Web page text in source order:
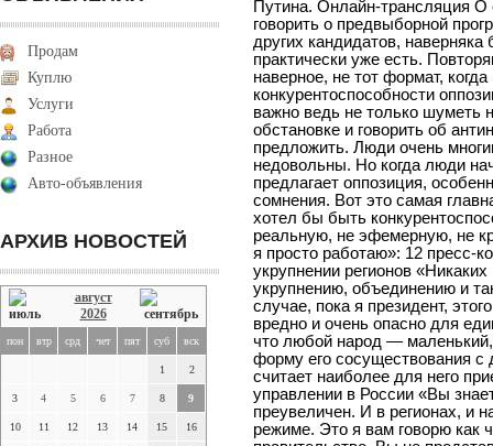
Продам
Куплю
Услуги
Работа
Разное
Авто-объявления
АРХИВ НОВОСТЕЙ
август
2026
пон втр срд чет пят суб вск
1 2
3 4 5 6 7 8 9
10 11 12 13 14 15 16